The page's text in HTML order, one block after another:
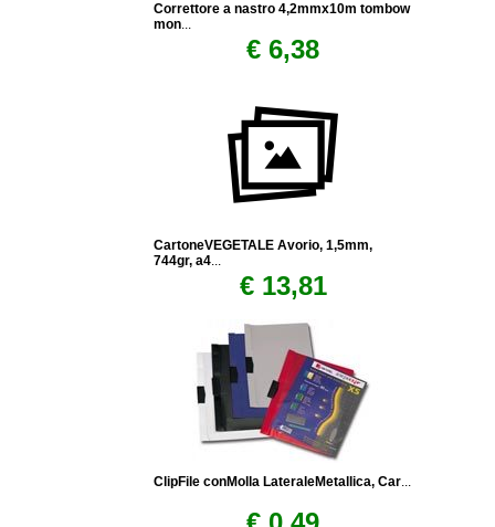
Correttore a nastro 4,2mmx10m tombow
mon...
€ 6,38
CartoneVEGETALE Avorio, 1,5mm,
744gr, a4...
€ 13,81
ClipFile conMolla LateraleMetallica, Car...